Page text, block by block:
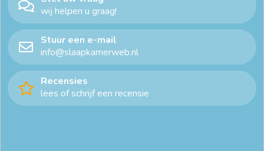
wij helpen u graag!
Stuur een e-mail
info@slaapkamerweb.nl
Recensies
lees of schrijf een recensie